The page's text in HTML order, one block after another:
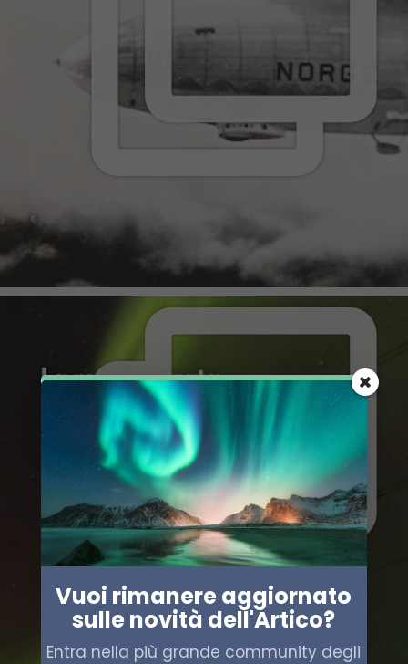
Vuoi rimanere aggiornato
sulle novità dell'Artico?
Entra nella più grande community degli